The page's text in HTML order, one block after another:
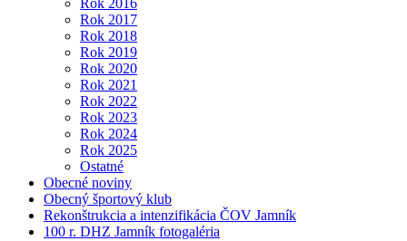
Rok 2016
Rok 2017
Rok 2018
Rok 2019
Rok 2020
Rok 2021
Rok 2022
Rok 2023
Rok 2024
Rok 2025
Ostatné
Obecné noviny
Obecný športový klub
Rekonštrukcia a intenzifikácia ČOV Jamník
100 r. DHZ Jamník fotogaléria